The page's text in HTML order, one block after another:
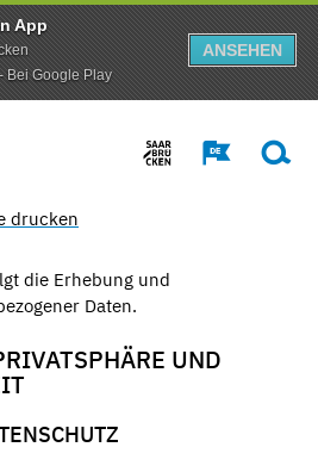
App
Bei Google Play
ANSEHEN
drucken
die Erhebung und
Daten.
UND